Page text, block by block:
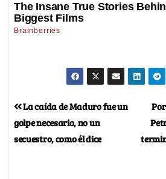
La caída de Maduro fue un
golpe necesario, no un
secuestro, como él dice